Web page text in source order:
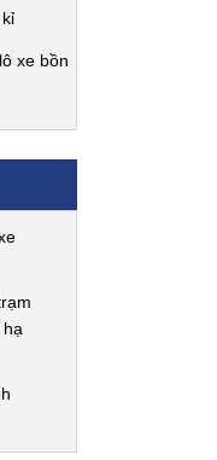
xe bồn